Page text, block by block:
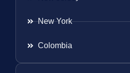
New York
Colombia